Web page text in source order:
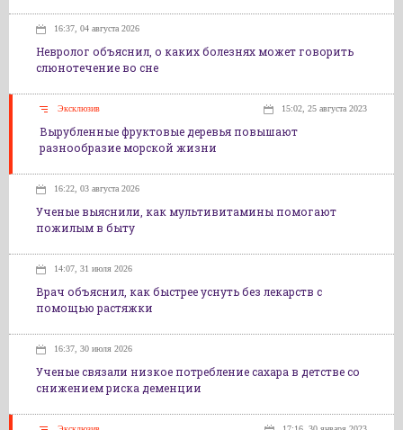
16:37, 04 августа 2026
Невролог объяснил, о каких болезнях может говорить
слюнотечение во сне
Эксклюзив 15:02, 25 августа 2023
Вырубленные фруктовые деревья повышают
разнообразие морской жизни
16:22, 03 августа 2026
Ученые выяснили, как мультивитамины помогают
пожилым в быту
14:07, 31 июля 2026
Врач объяснил, как быстрее уснуть без лекарств с
помощью растяжки
16:37, 30 июля 2026
Ученые связали низкое потребление сахара в детстве со
снижением риска деменции